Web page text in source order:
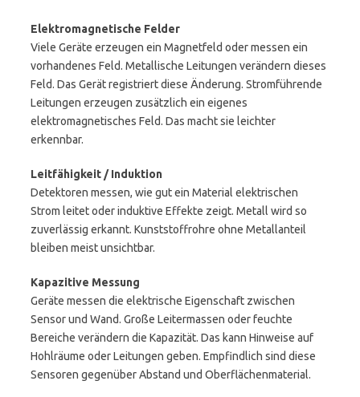
Elektromagnetische Felder
Viele Geräte erzeugen ein Magnetfeld oder messen ein
vorhandenes Feld. Metallische Leitungen verändern dieses
Feld. Das Gerät registriert diese Änderung. Stromführende
Leitungen erzeugen zusätzlich ein eigenes
elektromagnetisches Feld. Das macht sie leichter
erkennbar.
Leitfähigkeit / Induktion
Detektoren messen, wie gut ein Material elektrischen
Strom leitet oder induktive Effekte zeigt. Metall wird so
zuverlässig erkannt. Kunststoffrohre ohne Metallanteil
bleiben meist unsichtbar.
Kapazitive Messung
Geräte messen die elektrische Eigenschaft zwischen
Sensor und Wand. Große Leitermassen oder feuchte
Bereiche verändern die Kapazität. Das kann Hinweise auf
Hohlräume oder Leitungen geben. Empfindlich sind diese
Sensoren gegenüber Abstand und Oberflächenmaterial.